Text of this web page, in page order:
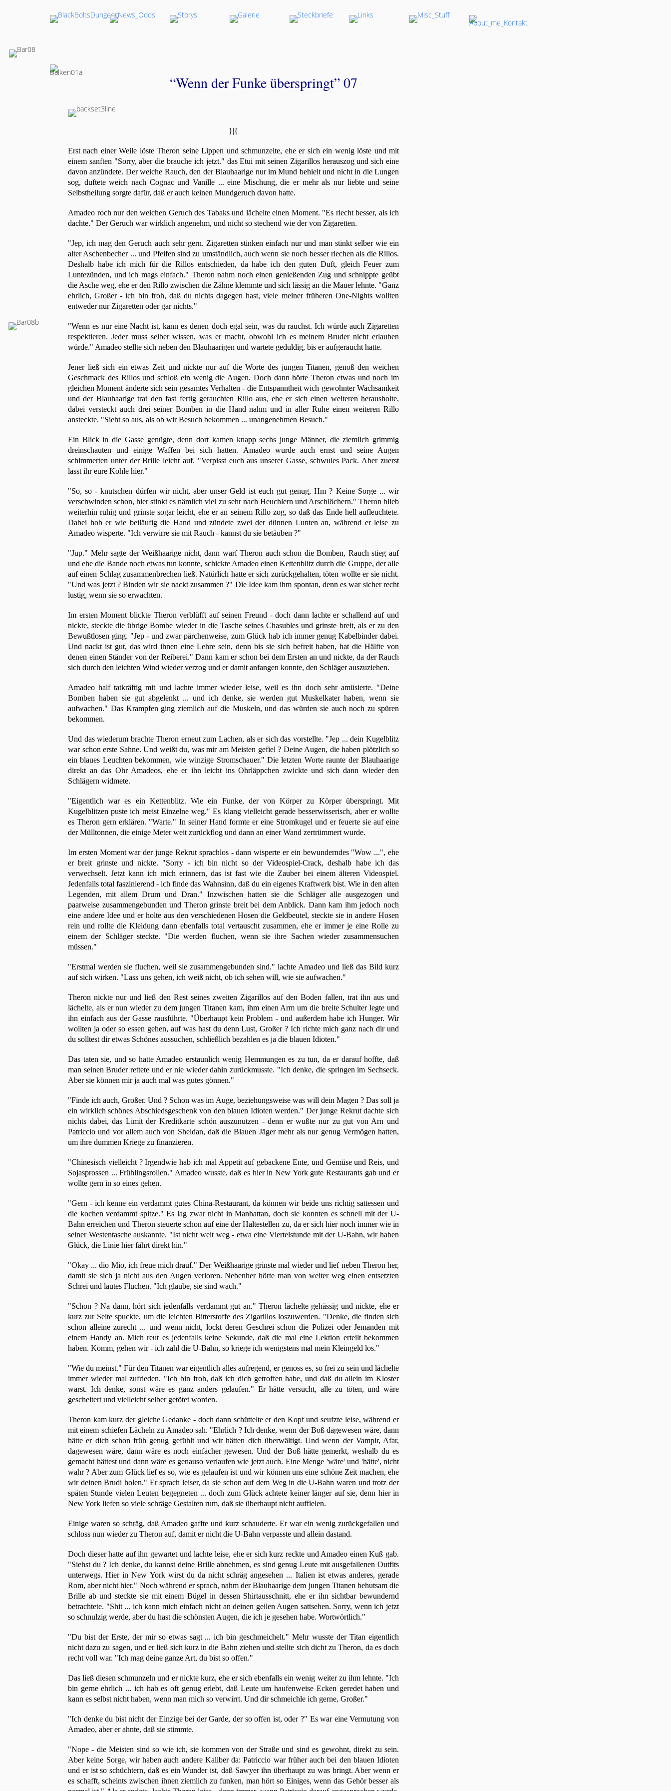
“Wenn der Funke überspringt” 07
}|{
Erst nach einer Weile löste Theron seine Lippen und schmunzelte, ehe er sich ein wenig löste und mit
einem sanften "Sorry, aber die brauche ich jetzt." das Etui mit seinen Zigarillos herauszog und sich eine
davon anzündete. Der weiche Rauch, den der Blauhaarige nur im Mund behielt und nicht in die Lungen
sog, duftete weich nach Cognac und Vanille ... eine Mischung, die er mehr als nur liebte und seine
Selbstheilung sorgte dafür, daß er auch keinen Mundgeruch davon hatte.
Amadeo roch nur den weichen Geruch des Tabaks und lächelte einen Moment. "Es riecht besser, als ich
dachte." Der Geruch war wirklich angenehm, und nicht so stechend wie der von Zigaretten.
"Jep, ich mag den Geruch auch sehr gern. Zigaretten stinken einfach nur und man stinkt selber wie ein
alter Aschenbecher ... und Pfeifen sind zu umständlich, auch wenn sie noch besser riechen als die Rillos.
Deshalb habe ich mich für die Rillos entschieden, da habe ich den guten Duft, gleich Feuer zum
Luntezünden, und ich mags einfach." Theron nahm noch einen genießenden Zug und schnippte geübt
die Asche weg, ehe er den Rillo zwischen die Zähne klemmte und sich lässig an die Mauer lehnte. "Ganz
ehrlich, Großer - ich bin froh, daß du nichts dagegen hast, viele meiner früheren One-Nights wollten
entweder nur Zigaretten oder gar nichts."
"Wenn es nur eine Nacht ist, kann es denen doch egal sein, was du rauchst. Ich würde auch Zigaretten
respektieren. Jeder muss selber wissen, was er macht, obwohl ich es meinem Bruder nicht erlauben
würde." Amadeo stellte sich neben den Blauhaarigen und wartete geduldig, bis er aufgeraucht hatte.
Jener ließ sich ein etwas Zeit und nickte nur auf die Worte des jungen Titanen, genoß den weichen
Geschmack des Rillos und schloß ein wenig die Augen. Doch dann hörte Theron etwas und noch im
gleichen Moment änderte sich sein gesamtes Verhalten - die Entspanntheit wich gewohnter Wachsamkeit
und der Blauhaarige trat den fast fertig gerauchten Rillo aus, ehe er sich einen weiteren herausholte,
dabei versteckt auch drei seiner Bomben in die Hand nahm und in aller Ruhe einen weiteren Rillo
ansteckte. "Sieht so aus, als ob wir Besuch bekommen ... unangenehmen Besuch."
Ein Blick in die Gasse genügte, denn dort kamen knapp sechs junge Männer, die ziemlich grimmig
dreinschauten und einige Waffen bei sich hatten. Amadeo wurde auch ernst und seine Augen
schimmerten unter der Brille leicht auf. "Verpisst euch aus unserer Gasse, schwules Pack. Aber zuerst
lasst ihr eure Kohle hier."
"So, so - knutschen dürfen wir nicht, aber unser Geld ist euch gut genug, Hm ? Keine Sorge ... wir
verschwinden schon, hier stinkt es nämlich viel zu sehr nach Heuchlern und Arschlöchern." Theron blieb
weiterhin ruhig und grinste sogar leicht, ehe er an seinem Rillo zog, so daß das Ende hell aufleuchtete.
Dabei hob er wie beiläufig die Hand und zündete zwei der dünnen Lunten an, während er leise zu
Amadeo wisperte. "Ich verwirre sie mit Rauch - kannst du sie betäuben ?"
"Jup." Mehr sagte der Weißhaarige nicht, dann warf Theron auch schon die Bomben, Rauch stieg auf
und ehe die Bande noch etwas tun konnte, schickte Amadeo einen Kettenblitz durch die Gruppe, der alle
auf einen Schlag zusammenbrechen ließ. Natürlich hatte er sich zurückgehalten, töten wollte er sie nicht.
"Und was jetzt ? Binden wir sie nackt zusammen ?" Die Idee kam ihm spontan, denn es war sicher recht
lustig, wenn sie so erwachten.
Im ersten Moment blickte Theron verblüfft auf seinen Freund - doch dann lachte er schallend auf und
nickte, steckte die übrige Bombe wieder in die Tasche seines Chasubles und grinste breit, als er zu den
Bewußtlosen ging. "Jep - und zwar pärchenweise, zum Glück hab ich immer genug Kabelbinder dabei.
Und nackt ist gut, das wird ihnen eine Lehre sein, denn bis sie sich befreit haben, hat die Hälfte von
denen einen Ständer von der Reiberei." Dann kam er schon bei dem Ersten an und nickte, da der Rauch
sich durch den leichten Wind wieder verzog und er damit anfangen konnte, den Schläger auszuziehen.
Amadeo half tatkräftig mit und lachte immer wieder leise, weil es ihn doch sehr amüsierte. "Deine
Bomben haben sie gut abgelenkt ... und ich denke, sie werden gut Muskelkater haben, wenn sie
aufwachen." Das Krampfen ging ziemlich auf die Muskeln, und das würden sie auch noch zu spüren
bekommen.
Und das wiederum brachte Theron erneut zum Lachen, als er sich das vorstellte. "Jep ... dein Kugelblitz
war schon erste Sahne. Und weißt du, was mir am Meisten gefiel ? Deine Augen, die haben plötzlich so
ein blaues Leuchten bekommen, wie winzige Stromschauer." Die letzten Worte raunte der Blauhaarige
direkt an das Ohr Amadeos, ehe er ihn leicht ins Ohrläppchen zwickte und sich dann wieder den
Schlägern widmete.
"Eigentlich war es ein Kettenblitz. Wie ein Funke, der von Körper zu Körper überspringt. Mit
Kugelblitzen puste ich meist Einzelne weg." Es klang vielleicht gerade besserwisserisch, aber er wollte
es Theron gern erklären. "Warte." In seiner Hand formte er eine Stromkugel und er feuerte sie auf eine
der Mülltonnen, die einige Meter weit zurückflog und dann an einer Wand zertrümmert wurde.
Im ersten Moment war der junge Rekrut sprachlos - dann wisperte er ein bewunderndes "Wow ...", ehe
er breit grinste und nickte. "Sorry - ich bin nicht so der Videospiel-Crack, deshalb habe ich das
verwechselt. Jetzt kann ich mich erinnern, das ist fast wie die Zauber bei einem älteren Videospiel.
Jedenfalls total faszinierend - ich finde das Wahnsinn, daß du ein eigenes Kraftwerk bist. Wie in den alten
Legenden, mit allem Drum und Dran." Inzwischen hatten sie die Schläger alle ausgezogen und
paarweise zusammengebunden und Theron grinste breit bei dem Anblick. Dann kam ihm jedoch noch
eine andere Idee und er holte aus den verschiedenen Hosen die Geldbeutel, steckte sie in andere Hosen
rein und rollte die Kleidung dann ebenfalls total vertauscht zusammen, ehe er immer je eine Rolle zu
einem der Schläger steckte. "Die werden fluchen, wenn sie ihre Sachen wieder zusammensuchen
müssen."
"Erstmal werden sie fluchen, weil sie zusammengebunden sind." lachte Amadeo und ließ das Bild kurz
auf sich wirken. "Lass uns gehen, ich weiß nicht, ob ich sehen will, wie sie aufwachen."
Theron nickte nur und ließ den Rest seines zweiten Zigarillos auf den Boden fallen, trat ihn aus und
lächelte, als er nun wieder zu dem jungen Titanen kam, ihm einen Arm um die breite Schulter legte und
ihn einfach aus der Gasse rausführte. "Überhaupt kein Problem - und außerdem habe ich Hunger. Wir
wollten ja oder so essen gehen, auf was hast du denn Lust, Großer ? Ich richte mich ganz nach dir und
du solltest dir etwas Schönes aussuchen, schließlich bezahlen es ja die blauen Idioten."
Das taten sie, und so hatte Amadeo erstaunlich wenig Hemmungen es zu tun, da er darauf hoffte, daß
man seinen Bruder rettete und er nie wieder dahin zurückmusste. "Ich denke, die springen im Sechseck.
Aber sie können mir ja auch mal was gutes gönnen."
"Finde ich auch, Großer. Und ? Schon was im Auge, beziehungsweise was will dein Magen ? Das soll ja
ein wirklich schönes Abschiedsgeschenk von den blauen Idioten werden." Der junge Rekrut dachte sich
nichts dabei, das Limit der Kreditkarte schön auszunutzen - denn er wußte nur zu gut von Arn und
Patriccio und vor allem auch von Sheldan, daß die Blauen Jäger mehr als nur genug Vermögen hatten,
um ihre dummen Kriege zu finanzieren.
"Chinesisch vielleicht ? Irgendwie hab ich mal Appetit auf gebackene Ente, und Gemüse und Reis, und
Sojasprossen ... Frühlingsrollen." Amadeo wusste, daß es hier in New York gute Restaurants gab und er
wollte gern in so eines gehen.
"Gern - ich kenne ein verdammt gutes China-Restaurant, da können wir beide uns richtig sattessen und
die kochen verdammt spitze." Es lag zwar nicht in Manhattan, doch sie konnten es schnell mit der U-
Bahn erreichen und Theron steuerte schon auf eine der Haltestellen zu, da er sich hier noch immer wie in
seiner Westentasche auskannte. "Ist nicht weit weg - etwa eine Viertelstunde mit der U-Bahn, wir haben
Glück, die Linie hier fährt direkt hin."
"Okay ... dio Mio, ich freue mich drauf." Der Weißhaarige grinste mal wieder und lief neben Theron her,
damit sie sich ja nicht aus den Augen verloren. Nebenher hörte man von weiter weg einen entsetzten
Schrei und lautes Fluchen. "Ich glaube, sie sind wach."
"Schon ? Na dann, hört sich jedenfalls verdammt gut an." Theron lächelte gehässig und nickte, ehe er
kurz zur Seite spuckte, um die leichten Bitterstoffe des Zigarillos loszuwerden. "Denke, die finden sich
schon alleine zurecht ... und wenn nicht, lockt deren Geschrei schon die Polizei oder Jemanden mit
einem Handy an. Mich reut es jedenfalls keine Sekunde, daß die mal eine Lektion erteilt bekommen
haben. Komm, gehen wir - ich zahl die U-Bahn, so kriege ich wenigstens mal mein Kleingeld los."
"Wie du meinst." Für den Titanen war eigentlich alles aufregend, er genoss es, so frei zu sein und lächelte
immer wieder mal zufrieden. "Ich bin froh, daß ich dich getroffen habe, und daß du allein im Kloster
warst. Ich denke, sonst wäre es ganz anders gelaufen." Er hätte versucht, alle zu töten, und wäre
gescheitert und vielleicht selber getötet worden.
Theron kam kurz der gleiche Gedanke - doch dann schüttelte er den Kopf und seufzte leise, während er
mit einem schiefen Lächeln zu Amadeo sah. "Ehrlich ? Ich denke, wenn der Boß dagewesen wäre, dann
hätte er dich schon früh genug gefühlt und wir hätten dich überwältigt. Und wenn der Vampir, Afar,
dagewesen wäre, dann wäre es noch einfacher gewesen. Und der Boß hätte gemerkt, weshalb du es
gemacht hättest und dann wäre es genauso verlaufen wie jetzt auch. Eine Menge 'wäre' und 'hätte', nicht
wahr ? Aber zum Glück lief es so, wie es gelaufen ist und wir können uns eine schöne Zeit machen, ehe
wir deinen Brudi holen." Er sprach leiser, da sie schon auf dem Weg in die U-Bahn waren und trotz der
späten Stunde vielen Leuten begegneten ... doch zum Glück achtete keiner länger auf sie, denn hier in
New York liefen so viele schräge Gestalten rum, daß sie überhaupt nicht auffielen.
Einige waren so schräg, daß Amadeo gaffte und kurz schauderte. Er war ein wenig zurückgefallen und
schloss nun wieder zu Theron auf, damit er nicht die U-Bahn verpasste und allein dastand.
Doch dieser hatte auf ihn gewartet und lachte leise, ehe er sich kurz reckte und Amadeo einen Kuß gab.
"Siehst du ? Ich denke, du kannst deine Brille abnehmen, es sind genug Leute mit ausgefallenen Outfits
unterwegs. Hier in New York wirst du da nicht schräg angesehen ... Italien ist etwas anderes, gerade
Rom, aber nicht hier." Noch während er sprach, nahm der Blauhaarige dem jungen Titanen behutsam die
Brille ab und steckte sie mit einem Bügel in dessen Shirtausschnitt, ehe er ihn sichtbar bewundernd
betrachtete. "Shit ... ich kann mich einfach nicht an deinen geilen Augen sattsehen. Sorry, wenn ich jetzt
so schnulzig werde, aber du hast die schönsten Augen, die ich je gesehen habe. Wortwörtlich."
"Du bist der Erste, der mir so etwas sagt ... ich bin geschmeichelt." Mehr wusste der Titan eigentlich
nicht dazu zu sagen, und er ließ sich kurz in die Bahn ziehen und stellte sich dicht zu Theron, da es doch
recht voll war. "Ich mag deine ganze Art, du bist so offen."
Das ließ diesen schmunzeln und er nickte kurz, ehe er sich ebenfalls ein wenig weiter zu ihm lehnte. "Ich
bin gerne ehrlich ... ich hab es oft genug erlebt, daß Leute um haufenweise Ecken geredet haben und
kann es selbst nicht haben, wenn man mich so verwirrt. Und dir schmeichle ich gerne, Großer."
"Ich denke du bist nicht der Einzige bei der Garde, der so offen ist, oder ?" Es war eine Vermutung von
Amadeo, aber er ahnte, daß sie stimmte.
"Nope - die Meisten sind so wie ich, sie kommen von der Straße und sind es gewohnt, direkt zu sein.
Aber keine Sorge, wir haben auch andere Kaliber da: Patriccio war früher auch bei den blauen Idioten
und er ist so schüchtern, daß es ein Wunder ist, daß Sawyer ihn überhaupt zu was bringt. Aber wenn er
es schafft, scheints zwischen ihnen ziemlich zu funken, man hört so Einiges, wenn das Gehör besser als